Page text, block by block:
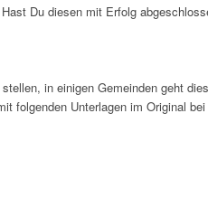
Du diesen mit Erfolg
stellen, in einigen Gemeinden geht
folgenden Unterlagen im Original